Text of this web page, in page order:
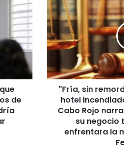
de
sin
remordimiento"
|
Dueño
de
incendiado
por
turista
"Fría, sin
hotel
Cabo Rojo
su negocio
enfrentara la